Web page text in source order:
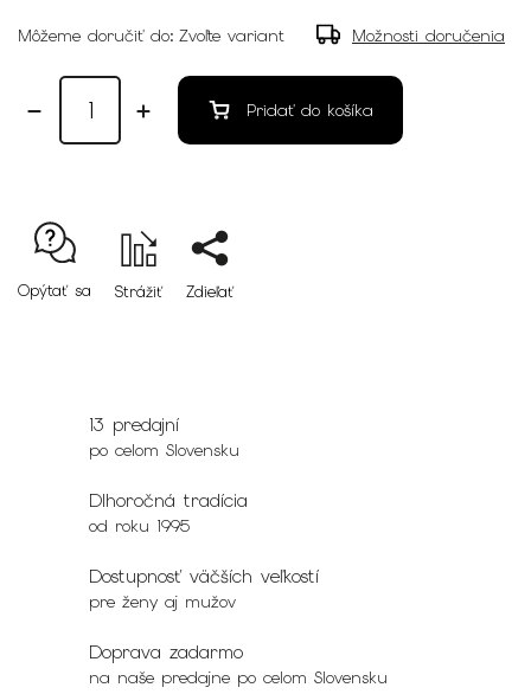
Môžeme doručiť do: Zvoľte variant Možnosti doručenia
Pridať do košíka
Opýtať sa Strážiť Zdieľať
13 predajní
po celom Slovensku
Dlhoročná tradícia
od roku 1995
Dostupnosť väčších veľkostí
pre ženy aj mužov
Doprava zadarmo
na naše predajne po celom Slovensku